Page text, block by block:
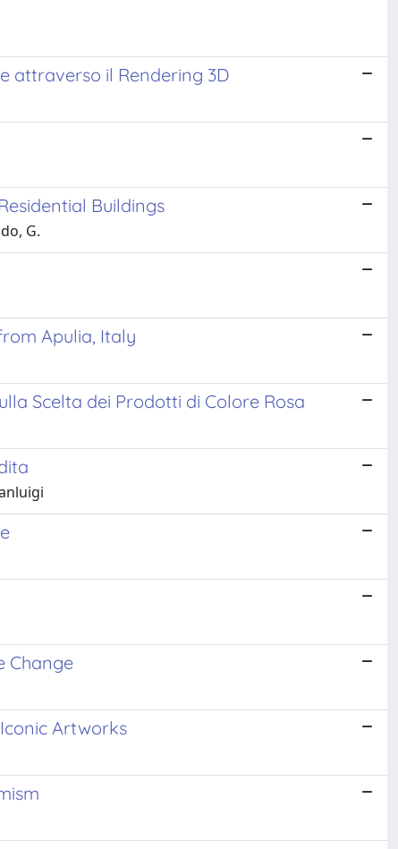
attraverso il Rendering 3D
Buildings
G.
Apulia, Italy
Scelta dei Prodotti di Colore Rosa
Change
Artworks